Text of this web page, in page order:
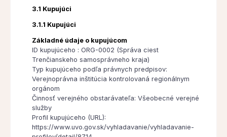
3.1 Kupujúci
3.1.1 Kupujúci
Základné údaje o kupujúcom
ID kupujúceho : ORG-0002 (Správa ciest
Trenčianskeho samosprávneho kraja)
Typ kupujúceho podľa právnych predpisov:
Verejnoprávna inštitúcia kontrolovaná regionálnym
orgánom
Činnosť verejného obstarávateľa: Všeobecné verejné
služby
Profil kupujúceho (URL):
https://www.uvo.gov.sk/vyhladavanie/vyhladavanie-